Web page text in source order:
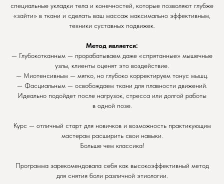
специальные укладки тела и конечностей, которые позволяют глубже
«зайти» в ткани и сделать ваш массаж максимально эффективным,
техники суставных подвижек.
Метод является:
— Глубокотканным — прорабатываем даже «спрятанные» мышечные
узлы, клиенты оценят это воздействие.
— Миотенсивным — мягко, но глубоко корректируем тонус мышц.
— Фасциальным — освобождаем ткани для плавности движений.
Идеально подойдет после нагрузок, стресса или долгой работы
в одной позе.
Курс — отличный старт для новичков и возможность практикующим
мастерам расширить свои навыки.
Больше чем классика!
Программа зарекомендовала себя как высокоэффективный метод
для снятия боли различной этиологии.